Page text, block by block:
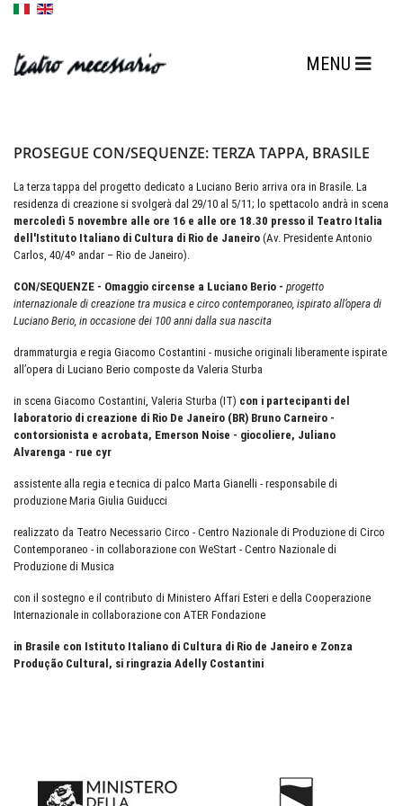
PROSEGUE CON/SEQUENZE: TERZA TAPPA, BRASILE
La terza tappa del progetto dedicato a Luciano Berio arriva ora in Brasile. La
residenza di creazione si svolgerà dal 29/10 al 5/11; lo spettacolo andrà in scena
mercoledì 5 novembre alle ore 16 e alle ore 18.30 presso il Teatro Italia
dell'Istituto Italiano di Cultura di Rio de Janeiro (Av. Presidente Antonio
Carlos, 40/4º andar – Rio de Janeiro).
CON/SEQUENZE - Omaggio circense a Luciano Berio - progetto
internazionale di creazione tra musica e circo contemporaneo, ispirato all’opera di
Luciano Berio, in occasione dei 100 anni dalla sua nascita
drammaturgia e regia Giacomo Costantini - musiche originali liberamente ispirate
all’opera di Luciano Berio composte da Valeria Sturba
in scena Giacomo Costantini, Valeria Sturba (IT) con i partecipanti del
laboratorio di creazione di Rio De Janeiro (BR) Bruno Carneiro -
contorsionista e acrobata, Emerson Noise - giocoliere, Juliano
Alvarenga - rue cyr
assistente alla regia e tecnica di palco Marta Gianelli - responsabile di
produzione Maria Giulia Guiducci
realizzato da Teatro Necessario Circo - Centro Nazionale di Produzione di Circo
Contemporaneo - in collaborazione con WeStart - Centro Nazionale di
Produzione di Musica
con il sostegno e il contributo di Ministero Affari Esteri e della Cooperazione
Internazionale in collaborazione con ATER Fondazione
in Brasile con Istituto Italiano di Cultura di Rio de Janeiro e Zonza
Produção Cultural, si ringrazia Adelly Costantini